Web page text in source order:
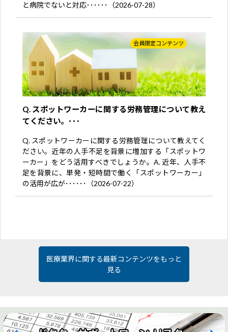
と病院でないと対応･･････（2026-07-28）
会員限定コンテンツ
Q. スポットワーカーに関する労務管理について教え
てください。･･･
Q. スポットワーカーに関する労務管理について教えてく
ださい。近年の人手不足を背景に増加する「スポットワ
ーカー」をどう活用すべきでしょうか。A. 近年、人手不
足を背景に、単発・短時間で働く「スポットワーカー」
の活用が広が･･････（2026-07-22）
医療業界に関する最新コンテンツをもっと
見る